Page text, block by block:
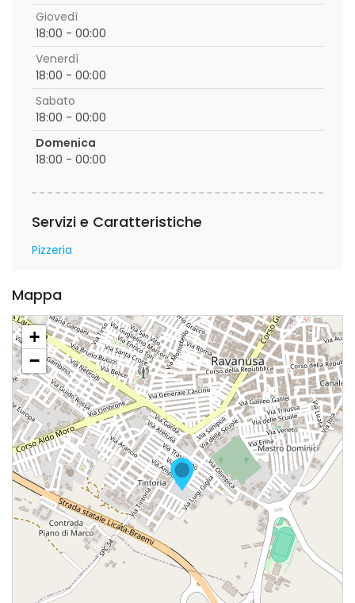
Giovedì
18:00 - 00:00
Venerdì
18:00 - 00:00
Sabato
18:00 - 00:00
Domenica
18:00 - 00:00
Servizi e Caratteristiche
Pizzeria
Mappa
+
−